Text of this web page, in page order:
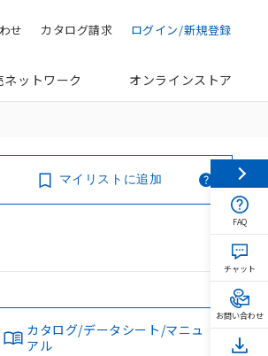
ログイン/新規登録
カタログ請求
せ
ネットワーク オンラインストア
マイリストに追加
カタログ/データシート/マニュ
アル
FAQ
チャット
お問い合わせ